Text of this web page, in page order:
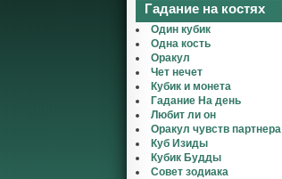
Гадание на костях
Один кубик
Одна кость
Оракул
Чет нечет
Кубик и монета
Гадание На день
Любит ли он
Оракул чувств партнера
Куб Изиды
Кубик Будды
Совет зодиака